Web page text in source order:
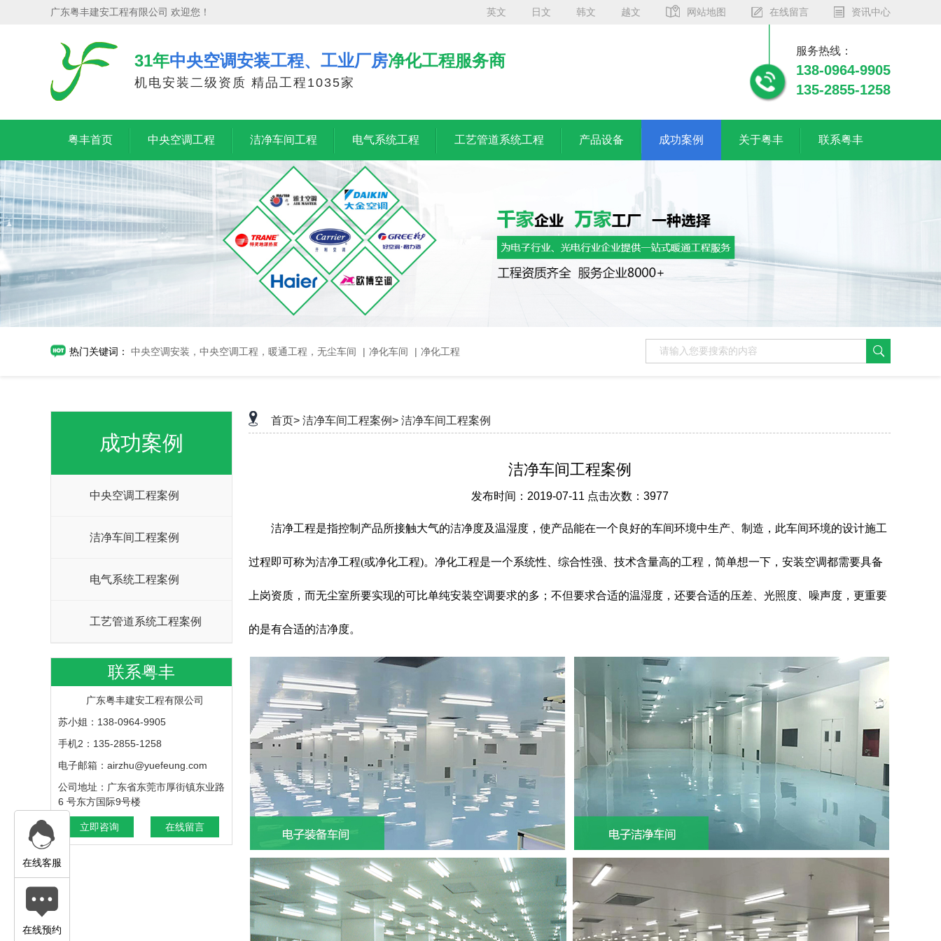
广东粤丰建安工程有限公司 欢迎您！ 英文 日文 韩文 越文 网站地图 在线留言 资讯中心
31年中央空调安装工程、工业厂房净化工程服务商
机电安装二级资质 精品工程1035家
服务热线：
138-0964-9905
135-2855-1258
粤丰首页 中央空调工程 洁净车间工程 电气系统工程 工艺管道系统工程 产品设备 成功案例 关于粤丰 联系粤丰
热门关键词： 中央空调安装，中央空调工程，暖通工程，无尘车间 | 净化车间 | 净化工程
成功案例
中央空调工程案例
洁净车间工程案例
电气系统工程案例
工艺管道系统工程案例
联系粤丰
广东粤丰建安工程有限公司
苏小姐：138-0964-9905
手机2：135-2855-1258
电子邮箱：airzhu@yuefeung.com
公司地址：广东省东莞市厚街镇东业路
6 号东方国际9号楼
立即咨询 在线留言
首页> 洁净车间工程案例> 洁净车间工程案例
洁净车间工程案例
发布时间：2019-07-11 点击次数：3977
洁净工程是指控制产品所接触大气的洁净度及温湿度，使产品能在一个良好的车间环境中生产、制造，此车间环境的设计施工
过程即可称为洁净工程(或净化工程)。净化工程是一个系统性、综合性强、技术含量高的工程，简单想一下，安装空调都需要具备
上岗资质，而无尘室所要实现的可比单纯安装空调要求的多；不但要求合适的温湿度，还要合适的压差、光照度、噪声度，更重要
的是有合适的洁净度。
在线客服
在线预约